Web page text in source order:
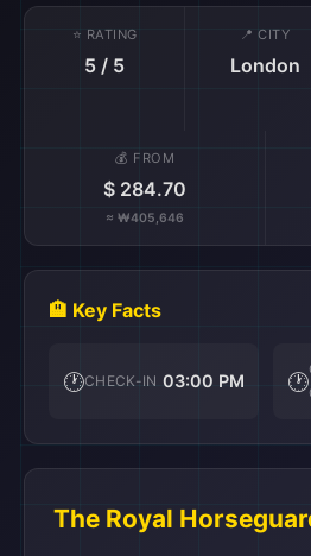
⭐ RATING
5 / 5
📍 CITY
London
💰 FROM
$ 284.70
≈ ₩405,646
🏨 Key Facts
🕐CHECK-IN 03:00 PM 🕐
The Royal